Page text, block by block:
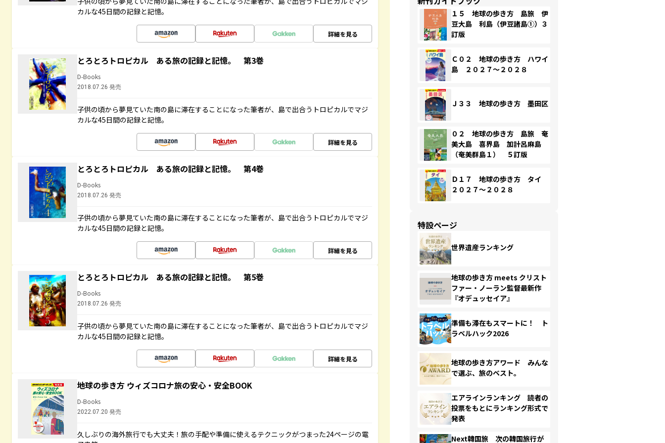
カルな45日間の記録と記憶。
詳細を見る
とろとろトロピカル ある旅の記録と記憶。 第3巻
D-Books
2018.07.26 発売
子供の頃から夢見ていた南の島に滞在することになった筆者が、島で出合うトロピカルでマジ
カルな45日間の記録と記憶。
詳細を見る
とろとろトロピカル ある旅の記録と記憶。 第4巻
D-Books
2018.07.26 発売
子供の頃から夢見ていた南の島に滞在することになった筆者が、島で出合うトロピカルでマジ
カルな45日間の記録と記憶。
詳細を見る
とろとろトロピカル ある旅の記録と記憶。 第5巻
D-Books
2018.07.26 発売
子供の頃から夢見ていた南の島に滞在することになった筆者が、島で出合うトロピカルでマジ
カルな45日間の記録と記憶。
詳細を見る
地球の歩き方 ウィズコロナ旅の安心・安全BOOK
D-Books
2022.07.20 発売
久しぶりの海外旅行でも大丈夫！旅の手配や準備に使えるテクニックがつまった24ページの電
１５ 地球の歩き方 島旅 伊
豆大島 利島（伊豆諸島①）３
訂版
Ｃ０２ 地球の歩き方 ハワイ
島 ２０２７～２０２８
Ｊ３３ 地球の歩き方 墨田区
０２ 地球の歩き方 島旅 奄
美大島 喜界島 加計呂麻島
（奄美群島１） ５訂版
Ｄ１７ 地球の歩き方 タイ
２０２７～２０２８
特設ページ
世界遺産ランキング
地球の歩き方 meets クリスト
ファー・ノーラン監督最新作
『オデュッセイア』
準備も滞在もスマートに！ ト
ラベルハック2026
地球の歩き方アワード みんな
で選ぶ、旅のベスト。
エアラインランキング 読者の
投票をもとにランキング形式で
発表
Next韓国旅 次の韓国旅行が